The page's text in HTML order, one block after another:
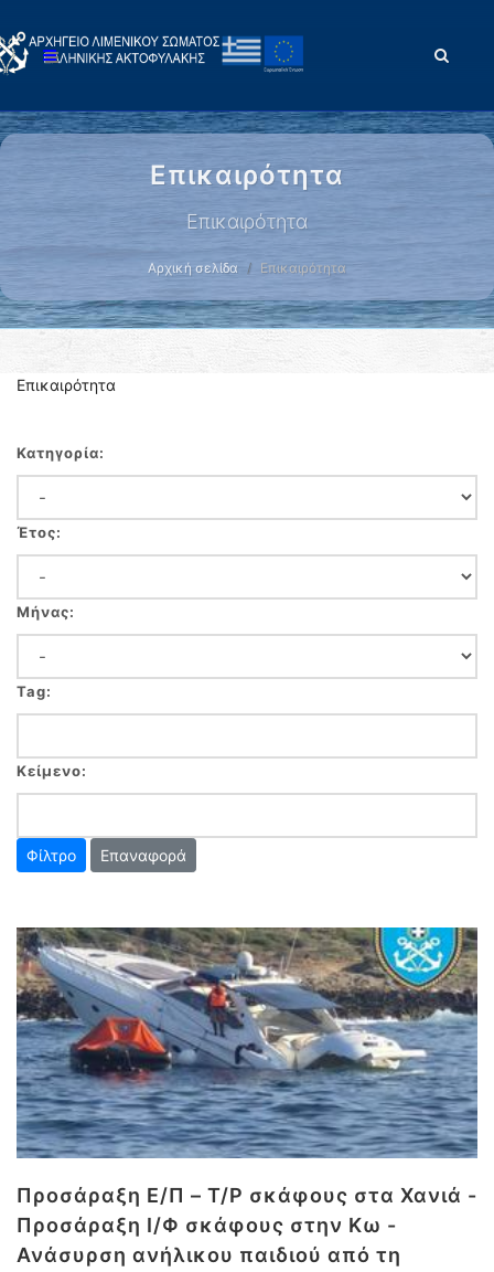
Επικαιρότητα
Επικαιρότητα
Αρχική σελίδα Επικαιρότητα
Επικαιρότητα
Κατηγορία:
Έτος:
Μήνας:
Tag:
Κείμενο:
Επαναφορά
Προσάραξη Ε/Π – Τ/Ρ σκάφους στα Χανιά -
Προσάραξη Ι/Φ σκάφους στην Κω -
Ανάσυρση ανήλικου παιδιού από τη